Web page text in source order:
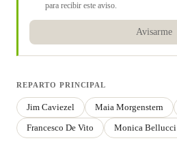
para recibir este aviso.
Avisarme
REPARTO PRINCIPAL
Jim Caviezel Maia Morgenstern
Francesco De Vito
Monica Bellucci